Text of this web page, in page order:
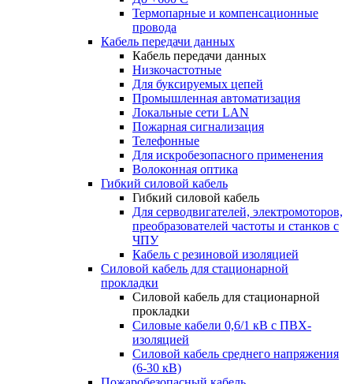
Термопарные и компенсационные
провода
Кабель передачи данных
Кабель передачи данных
Низкочастотные
Для буксируемых цепей
Промышленная автоматизация
Локальные сети LAN
Пожарная сигнализация
Телефонные
Для искробезопасного применения
Волоконная оптика
Гибкий силовой кабель
Гибкий силовой кабель
Для серводвигателей, электромоторов,
преобразователей частоты и станков с
ЧПУ
Кабель с резиновой изоляцией
Силовой кабель для стационарной
прокладки
Силовой кабель для стационарной
прокладки
Силовые кабели 0,6/1 кВ с ПВХ-
изоляцией
Силовой кабель среднего напряжения
(6-30 кВ)